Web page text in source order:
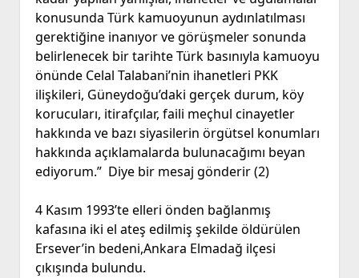
konusunda Türk kamuoyunun aydınlatılması
gerektiğine inanıyor ve görüşmeler sonunda
belirlenecek bir tarihte Türk basınıyla kamuoyu
önünde Celal Talabani’nin ihanetleri PKK
ilişkileri, Güneydoğu’daki gerçek durum, köy
korucuları, itirafçılar, faili meçhul cinayetler
hakkında ve bazı siyasilerin örgütsel konumları
hakkında açıklamalarda bulunacağımı beyan
ediyorum.” Diye bir mesaj gönderir (2)
4 Kasım 1993’te elleri önden bağlanmış
kafasına iki el ateş edilmiş şekilde öldürülen
Ersever’in bedeni,Ankara Elmadağ ilçesi
çıkışında bulundu.